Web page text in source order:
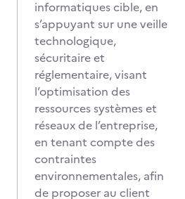
informatiques cible, en
s’appuyant sur une veille
technologique,
sécuritaire et
réglementaire, visant
l’optimisation des
ressources systèmes et
réseaux de l’entreprise,
en tenant compte des
contraintes
environnementales, afin
de proposer au client